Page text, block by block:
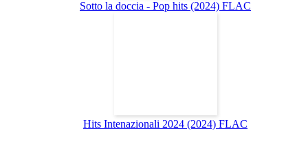
Sotto la doccia - Pop hits (2024) FLAC
Hits Intenazionali 2024 (2024) FLAC